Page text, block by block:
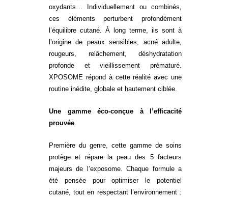
oxydants… Individuellement ou combinés,
ces éléments perturbent profondément
l’équilibre cutané. À long terme, ils sont à
l’origine de peaux sensibles, acné adulte,
rougeurs, relâchement, déshydratation
profonde et vieillissement prématuré.
XPOSOME répond à cette réalité avec une
routine inédite, globale et hautement ciblée.
Une gamme éco-conçue à l’efficacité
prouvée
Première du genre, cette gamme de soins
protège et répare la peau des 5 facteurs
majeurs de l’exposome. Chaque formule a
été pensée pour optimiser le potentiel
cutané, tout en respectant l’environnement :